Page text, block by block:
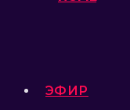
ЭФИР